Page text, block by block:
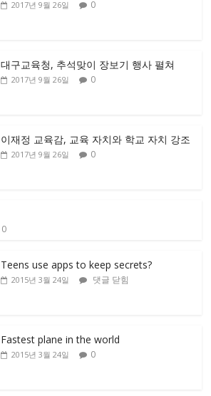
2017년 9월 26일 0
대구교육청, 추석맞이 장보기 행사 펼쳐
2017년 9월 26일 0
이재정 교육감, 교육 자치와 학교 자치 강조
2017년 9월 26일 0
0
Teens use apps to keep secrets?
2015년 3월 24일 댓글 닫힘
Fastest plane in the world
2015년 3월 24일 0